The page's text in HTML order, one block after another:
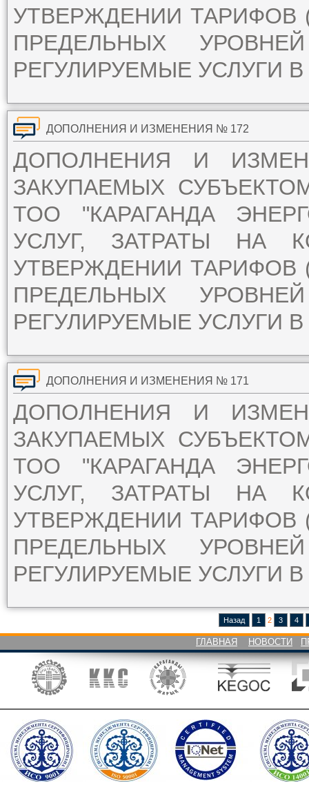
УТВЕРЖДЕНИИ ТАРИФОВ
ПРЕДЕЛЬНЫХ
РЕГУЛИРУЕМЫЕ УСЛУГИ В
ДОПОЛНЕНИЯ И ИЗМЕНЕНИЯ № 172
ДОПОЛНЕНИЯ И
ЗАКУПАЕМЫХ
ТОО "КАРАГАНДА
УСЛУГ, ЗАТРАТЫ НА
УТВЕРЖДЕНИИ ТАРИФОВ
ПРЕДЕЛЬНЫХ
РЕГУЛИРУЕМЫЕ УСЛУГИ В
ДОПОЛНЕНИЯ И ИЗМЕНЕНИЯ № 171
ДОПОЛНЕНИЯ И
ЗАКУПАЕМЫХ
ТОО "КАРАГАНДА
УСЛУГ, ЗАТРАТЫ НА
УТВЕРЖДЕНИИ ТАРИФОВ
ПРЕДЕЛЬНЫХ
РЕГУЛИРУЕМЫЕ УСЛУГИ В
Назад 1 2 3 4
ГЛАВНАЯ НОВОСТИ